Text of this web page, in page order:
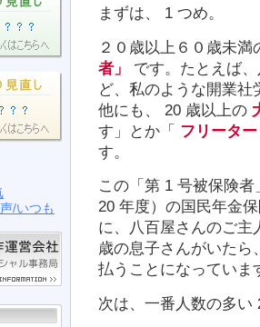
/いつも
まずは、 1 つめ。
２０歳以上６０歳未満
者」
です。たとえば
ど、私のような開業社
他にも、 20 歳以上の
す」とか「 フリーター
す。
この「第 1 号被保険
20 年度）の国民年金
に、八百屋さんのご主
歳の息子さんがいたら
払うことになっていま
次は、一番人数の多い